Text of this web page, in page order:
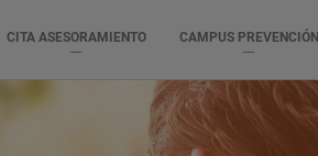
CITA ASESORAMIENTO CAMPUS PREVENCIÓN